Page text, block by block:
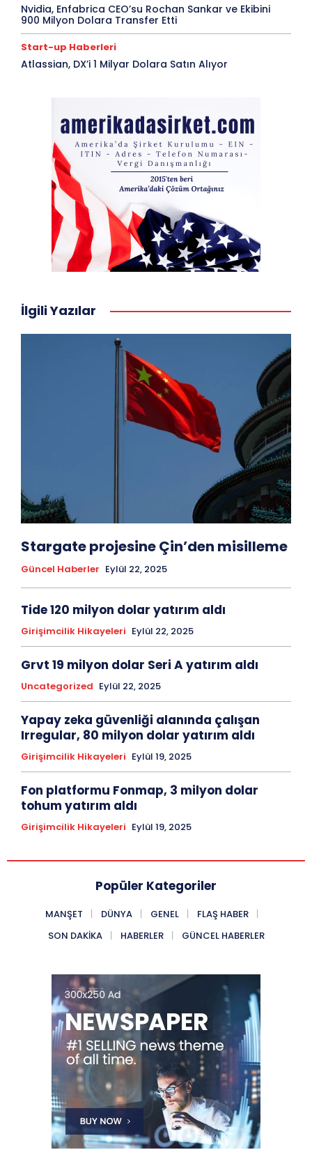
Nvidia, Enfabrica CEO’su Rochan Sankar ve Ekibini
900 Milyon Dolara Transfer Etti
Start-up Haberleri
Atlassian, DX’i 1 Milyar Dolara Satın Alıyor
İlgili Yazılar
Stargate projesine Çin’den misilleme
Güncel Haberler Eylül 22, 2025
Tide 120 milyon dolar yatırım aldı
Girişimcilik Hikayeleri Eylül 22, 2025
Grvt 19 milyon dolar Seri A yatırım aldı
Uncategorized Eylül 22, 2025
Yapay zeka güvenliği alanında çalışan
Irregular, 80 milyon dolar yatırım aldı
Girişimcilik Hikayeleri Eylül 19, 2025
Fon platformu Fonmap, 3 milyon dolar
tohum yatırım aldı
Girişimcilik Hikayeleri Eylül 19, 2025
Popüler Kategoriler
MANŞET DÜNYA GENEL
FLAŞ HABER
SON DAKIKA
HABERLER GÜNCEL HABERLER